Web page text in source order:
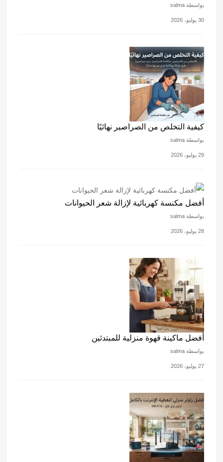
بواسطة salma
30 يوليو، 2026
كيفية التخلص من الصراصير نهائيًا
بواسطة salma
29 يوليو، 2026
أفضل مكنسة كهربائية لإزالة شعر الحيوانات
بواسطة salma
28 يوليو، 2026
أفضل ماكينة قهوة منزلية للمبتدئين
بواسطة salma
27 يوليو، 2026